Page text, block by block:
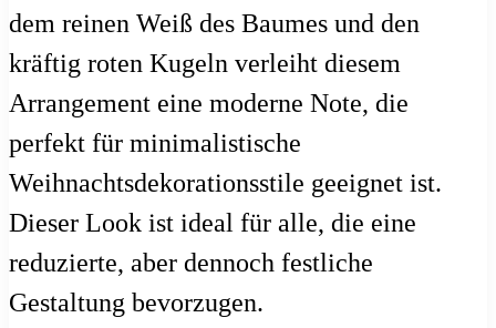
dem reinen Weiß des Baumes und den
kräftig roten Kugeln verleiht diesem
Arrangement eine moderne Note, die
perfekt für minimalistische
Weihnachtsdekorationsstile geeignet ist.
Dieser Look ist ideal für alle, die eine
reduzierte, aber dennoch festliche
Gestaltung bevorzugen.